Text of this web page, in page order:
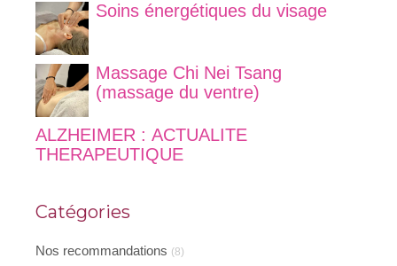
Soins énergétiques du visage
Massage Chi Nei Tsang
(massage du ventre)
ALZHEIMER : ACTUALITE
THERAPEUTIQUE
Catégories
Nos recommandations (8)